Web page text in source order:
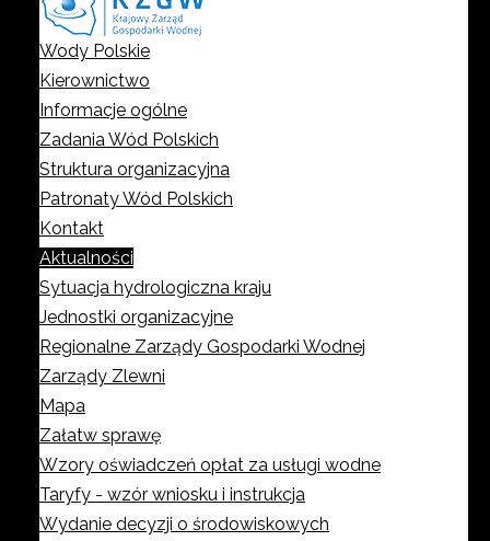
Wody Polskie
Kierownictwo
Informacje ogólne
Zadania Wód Polskich
Struktura organizacyjna
Patronaty Wód Polskich
Kontakt
Aktualności
Sytuacja hydrologiczna kraju
Jednostki organizacyjne
Regionalne Zarządy Gospodarki Wodnej
Zarządy Zlewni
Mapa
Załatw sprawę
Wzory oświadczeń opłat za usługi wodne
Taryfy - wzór wniosku i instrukcja
Wydanie decyzji o środowiskowych